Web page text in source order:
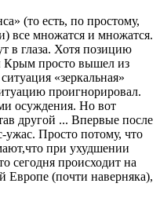
(то есть, по простому,
все множатся и множатся.
в глаза. Хотя позицию
Крым просто вышел из
«зеркальная»
проигнорировал.
осуждения. Но вот
другой ... Впервые после
ужас. Просто потому, что
при ухудшении
сегодня происходит на
Европе (почти наверняка),